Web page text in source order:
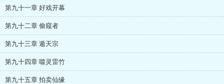
第九十一章 好戏开幕
第九十二章 偷窥者
第九十三章 遁天宗
第九十四章 噬灵雷竹
第九十五章 拍卖仙缘